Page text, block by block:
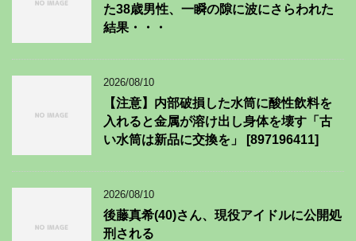
た38歳男性、一瞬の隙に波にさらわれた
結果・・・
2026/08/10
【注意】内部破損した水筒に酸性飲料を
入れると金属が溶け出し身体を壊す「古
い水筒は新品に交換を」 [897196411]
2026/08/10
後藤真希(40)さん、現役アイドルに公開処
刑される